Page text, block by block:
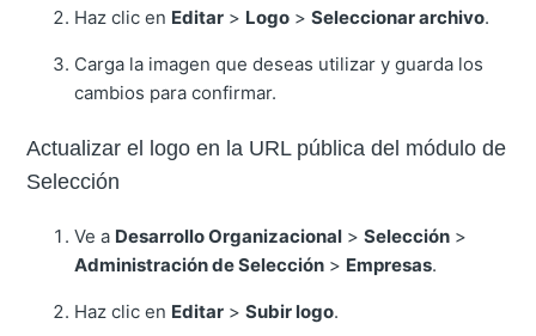
Haz clic en Editar > Logo >Seleccionar archivo.
Carga la imagen que deseas utilizar y guarda los
cambios para confirmar.
Actualizar el logo en la URL pública del módulo de
Selección
Ve a Desarrollo Organizacional >Selección >
Administración de Selección > Empresas.
Haz clic en Editar >Subir logo.